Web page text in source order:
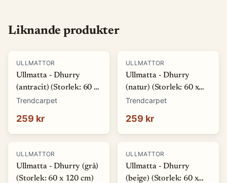
Liknande produkter
ULLMATTOR
Ullmatta - Dhurry
(antracit) (Storlek: 60 x
120 cm)
Trendcarpet
259 kr
ULLMATTOR
Ullmatta - Dhurry
(natur) (Storlek: 60 x
120 cm)
Trendcarpet
259 kr
ULLMATTOR
Ullmatta - Dhurry (grå)
(Storlek: 60 x 120 cm)
ULLMATTOR
Ullmatta - Dhurry
(beige) (Storlek: 60 x